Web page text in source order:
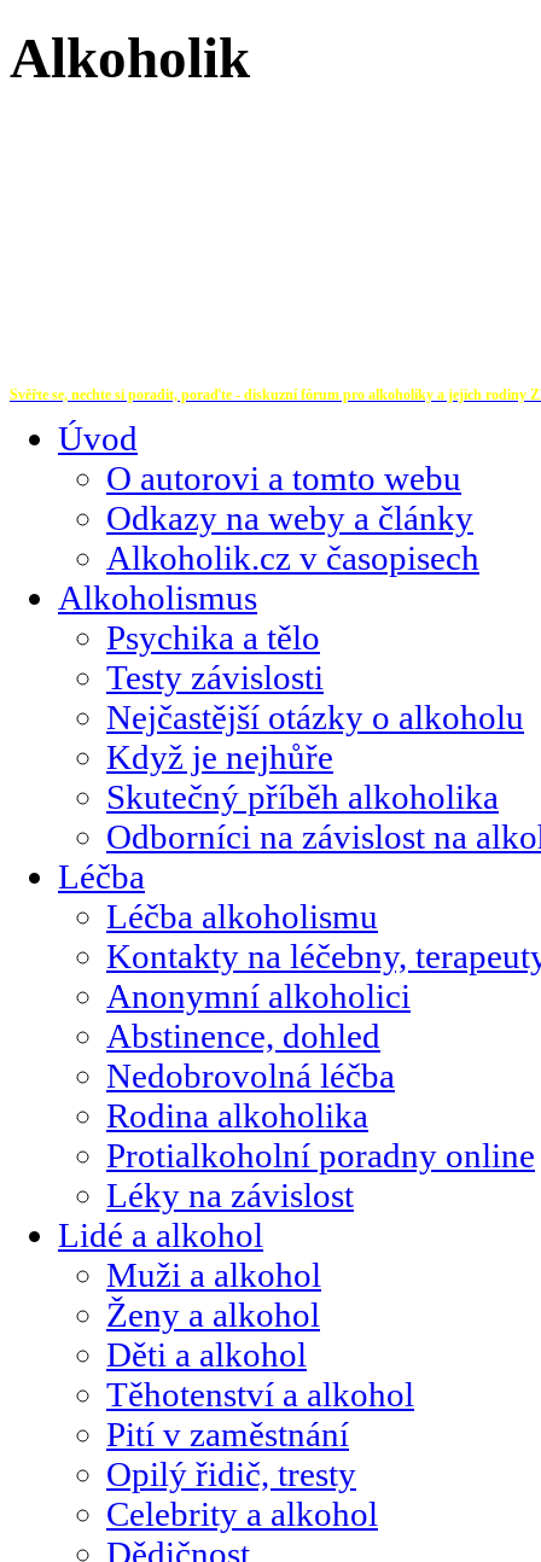
Alkoholik
Svěřte se, nechte si poradit, poraďte - diskuzní fórum pro alkoholiky a jejich rodiny
Úvod
O autorovi a tomto webu
Odkazy na weby a články
Alkoholik.cz v časopisech
Alkoholismus
Psychika a tělo
Testy závislosti
Nejčastější otázky o alkoholu
Když je nejhůře
Skutečný příběh alkoholika
Odborníci na závislost na
Léčba
Léčba alkoholismu
Kontakty na léčebny,
Anonymní alkoholici
Abstinence, dohled
Nedobrovolná léčba
Rodina alkoholika
Protialkoholní poradny online
Léky na závislost
Lidé a alkohol
Muži a alkohol
Ženy a alkohol
Děti a alkohol
Těhotenství a alkohol
Pití v zaměstnání
Opilý řidič, tresty
Celebrity a alkohol
Dědičnost